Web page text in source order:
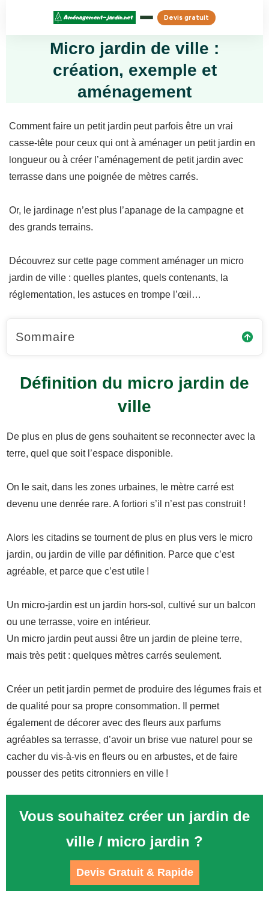
Devis gratuit
Micro jardin de ville :
création, exemple et
aménagement
Comment faire un petit jardin peut parfois être un vrai
casse-tête pour ceux qui ont à aménager un petit jardin en
longueur ou à créer l’aménagement de petit jardin avec
terrasse dans une poignée de mètres carrés.
Or, le jardinage n’est plus l’apanage de la campagne et
des grands terrains.
Découvrez sur cette page comment aménager un micro
jardin de ville : quelles plantes, quels contenants, la
réglementation, les astuces en trompe l’œil…
Sommaire
Définition du micro jardin de
ville
De plus en plus de gens souhaitent se reconnecter avec la
terre, quel que soit l’espace disponible.
On le sait, dans les zones urbaines, le mètre carré est
devenu une denrée rare. A fortiori s’il n’est pas construit !
Alors les citadins se tournent de plus en plus vers le micro
jardin, ou jardin de ville par définition. Parce que c’est
agréable, et parce que c’est utile !
Un micro-jardin est un jardin hors-sol, cultivé sur un balcon
ou une terrasse, voire en intérieur.
Un micro jardin peut aussi être un jardin de pleine terre,
mais très petit : quelques mètres carrés seulement.
Créer un petit jardin permet de produire des légumes frais et
de qualité pour sa propre consommation. Il permet
également de décorer avec des fleurs aux parfums
agréables sa terrasse, d’avoir un brise vue naturel pour se
cacher du vis-à-vis en fleurs ou en arbustes, et de faire
pousser des petits citronniers en ville !
Vous souhaitez créer un jardin de
ville / micro jardin ?
Devis Gratuit & Rapide